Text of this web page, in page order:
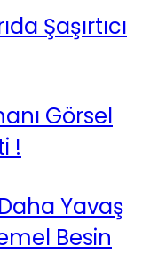
Şaşırtıcı
Görsel
!
Yavaş
Besin